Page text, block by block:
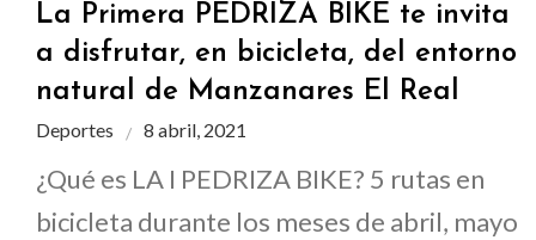
La Primera PEDRIZA BIKE te invita
a disfrutar, en bicicleta, del entorno
natural de Manzanares El Real
Deportes 8 abril, 2021
¿Qué es LA I PEDRIZA BIKE? 5 rutas en
bicicleta durante los meses de abril, mayo